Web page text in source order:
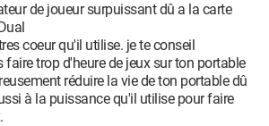
de joueur surpuissant dû a la carte
coeur qu'il utilise. je te conseil
faire trop d'heure de jeux sur ton portable
réduire la vie de ton portable dû
à la puissance qu'il utilise pour faire